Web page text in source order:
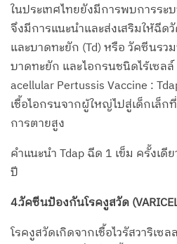
ในประเทศไทยยังมีการพบการระ
จึงมีการแนะนำและส่งเสริมให้ฉี
และบาดทะยัก (Td) หรือ วัคซีนร
บาดทะยัก และไอกรนชนิดไร้เซลล์
acellular Pertussis Vaccine :
เชื้อไอกรนจากผู้ใหญ่ไปสู่เด็กเล็
การตายสูง
คำแนะนำ Tdap ฉีด 1 เข็ม ครั้งเดี
ปี
4.วัคซีนป้องกันโรคงูสวัด
โรคงูสวัดเกิดจากเชื้อไวรัสวาริเซ